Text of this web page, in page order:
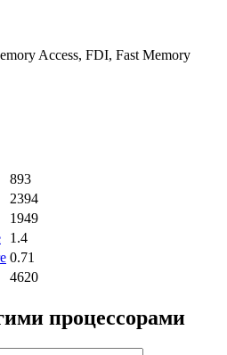
Access, FDI, Fast Memory
893
2394
1949
1.4
0.71
4620
процессорами